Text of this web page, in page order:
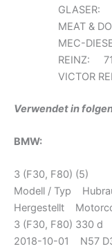
GLASER:
MEAT &
MEC-
REINZ:
VICTOR
Verwendet in
BMW:
3 (F30, F80) (5)
Modell / Typ
Hergestellt
3 (F30, F80) 330
2018-10-01 N57